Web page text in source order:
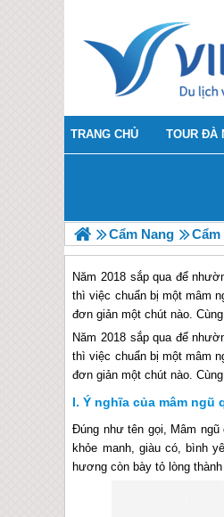
TRANG CHỦ TOUR ĐÀ
Cẩm Nang Cẩm
Năm 2018 sắp qua để
thì việc chuẩn bị một mâm
đơn giản một chút nào.
Năm 2018 sắp qua để
thì việc chuẩn bị một mâm
đơn giản một chút nào.
Ý nghĩa của mâm ngũ
Đúng như tên gọi, Mâm
khỏe manh, giàu có, bình
hương còn bày tỏ lòng